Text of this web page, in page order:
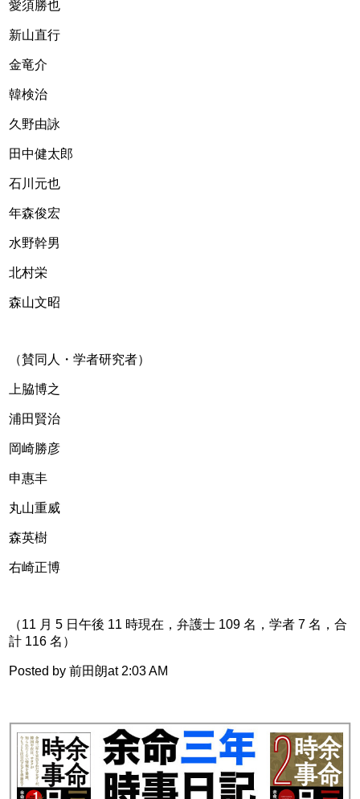
愛須勝也
新山直行
金竜介
韓検治
久野由詠
田中健太郎
石川元也
年森俊宏
水野幹男
北村栄
森山文昭
（賛同人・学者研究者）
上脇博之
浦田賢治
岡崎勝彦
申惠丰
丸山重威
森英樹
右崎正博
（11 月 5 日午後 11 時現在，弁護士 109 名，学者 7 名，合
計 116 名）
Posted by 前田朗at 2:03 AM